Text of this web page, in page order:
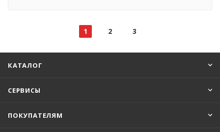
1 2 3
КАТАЛОГ
СЕРВИСЫ
ПОКУПАТЕЛЯМ